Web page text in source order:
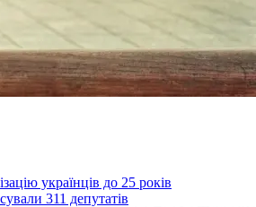
українців до 25 років
311 депутатів